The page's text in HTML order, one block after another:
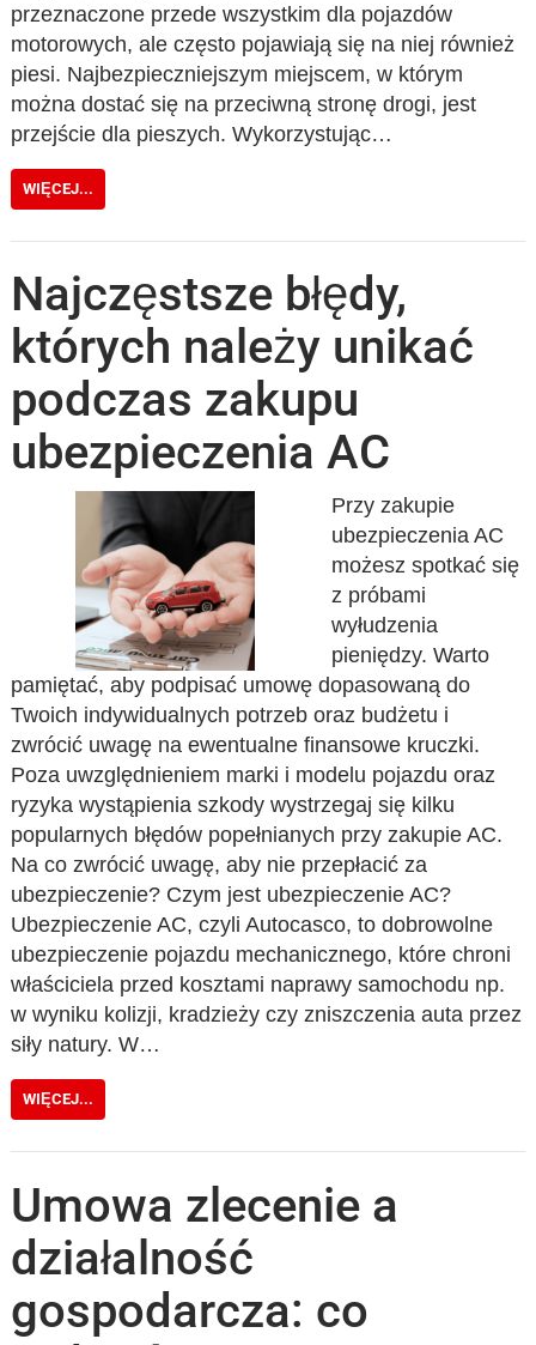
przeznaczone przede wszystkim dla pojazdów
motorowych, ale często pojawiają się na niej również
piesi. Najbezpieczniejszym miejscem, w którym
można dostać się na przeciwną stronę drogi, jest
przejście dla pieszych. Wykorzystując…
WIĘCEJ...
Najczęstsze błędy,
których należy unikać
podczas zakupu
ubezpieczenia AC
Przy zakupie
ubezpieczenia AC
możesz spotkać się
z próbami
wyłudzenia
pieniędzy. Warto
pamiętać, aby podpisać umowę dopasowaną do
Twoich indywidualnych potrzeb oraz budżetu i
zwrócić uwagę na ewentualne finansowe kruczki.
Poza uwzględnieniem marki i modelu pojazdu oraz
ryzyka wystąpienia szkody wystrzegaj się kilku
popularnych błędów popełnianych przy zakupie AC.
Na co zwrócić uwagę, aby nie przepłacić za
ubezpieczenie? Czym jest ubezpieczenie AC?
Ubezpieczenie AC, czyli Autocasco, to dobrowolne
ubezpieczenie pojazdu mechanicznego, które chroni
właściciela przed kosztami naprawy samochodu np.
w wyniku kolizji, kradzieży czy zniszczenia auta przez
siły natury. W…
WIĘCEJ...
Umowa zlecenie a
działalność
gospodarcza: co